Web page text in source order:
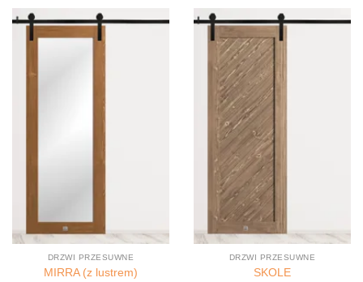
DRZWI PRZESUWNE
MIRRA (z lustrem)
DRZWI PRZESUWNE
SKOLE